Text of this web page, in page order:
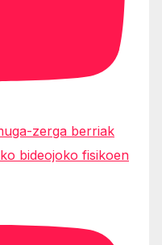
zerga berriak
bideojoko fisikoen